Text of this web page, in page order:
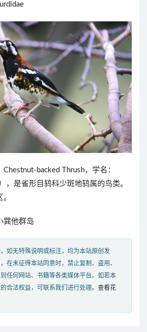
backed Thrush，学名：
，是雀形目鸫科少斑地鸫属的鸟类。
巽他群岛
如无特殊说明或标注，均为本站原创发
在未征得本站同意时，禁止复制、盗用、
任何网站、书籍等各类媒体平台。如若本
合法权益，可联系我们进行处理。 查看花